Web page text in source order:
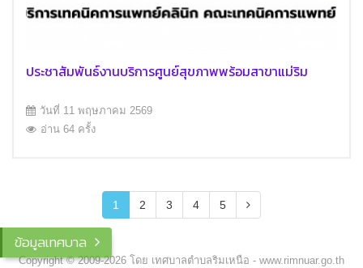
ข้อมูลเทศบาล
ประชาสัมพันธ์งานบริการศูนย์สุขภาพพร้อมสาขาแม่ริม
วันที่ 11 พฤษภาคม 2569
อ่าน 64 ครั้ง
1 2 3 4 5
Copyright © 2009-2026 โดย เทศบาลตำบลริมเหนือ - www.rimnuar.go.th